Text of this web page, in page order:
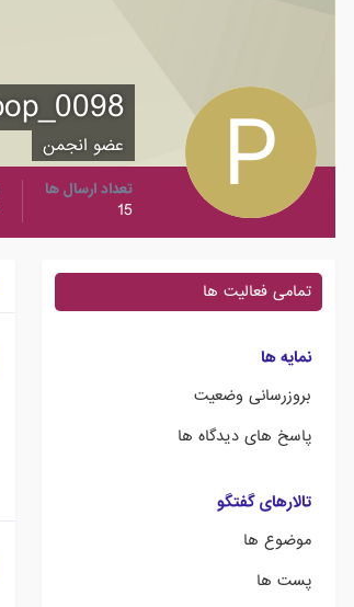
عضو انجمن
تعداد ارسال ها
15
تمامی فعالیت ها
نمایه ها
بروزرسانی وضعیت
پاسخ های دیدگاه ها
تالارهای گفتگو
موضوع ها
پست ها